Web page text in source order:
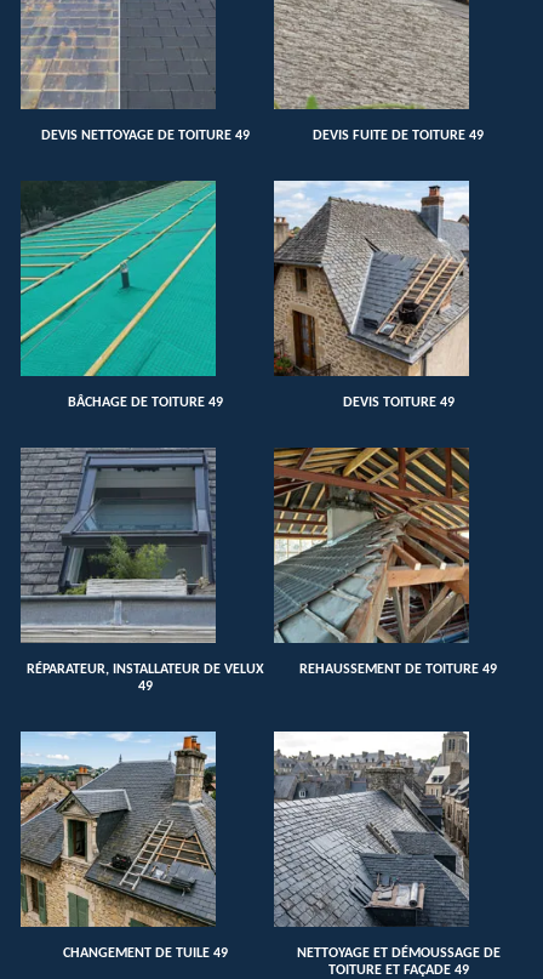
DEVIS NETTOYAGE DE TOITURE 49 DEVIS FUITE DE TOITURE 49
BÂCHAGE DE TOITURE 49 DEVIS TOITURE 49
RÉPARATEUR, INSTALLATEUR DE VELUX
49
REHAUSSEMENT DE TOITURE 49
CHANGEMENT DE TUILE 49
NETTOYAGE ET DÉMOUSSAGE DE
TOITURE ET FAÇADE 49